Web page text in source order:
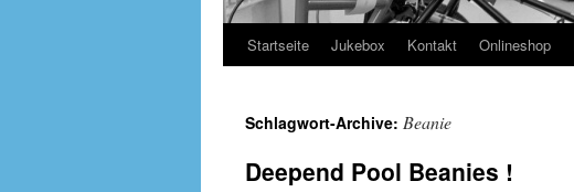
Startseite Jukebox Kontakt Onlineshop
Schlagwort-Archive: Beanie
Deepend Pool Beanies !